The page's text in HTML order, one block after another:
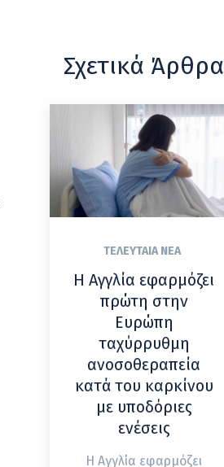
Σχετικά Άρθρα
ΤΕΛΕΥΤΑΊΑ ΝΈΑ
Η Αγγλία εφαρμόζει
πρώτη στην
Ευρώπη
ταχύρρυθμη
ανοσοθεραπεία
κατά του καρκίνου
με υποδόριες
ενέσεις
Η Αγγλία εφαρμόζει